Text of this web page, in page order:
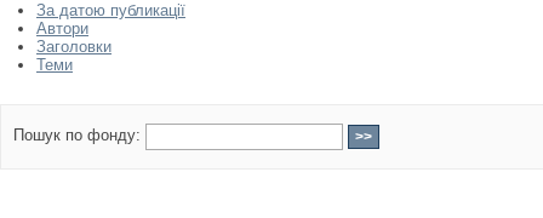
За датою публикації
Автори
Заголовки
Теми
Пошук по фонду: